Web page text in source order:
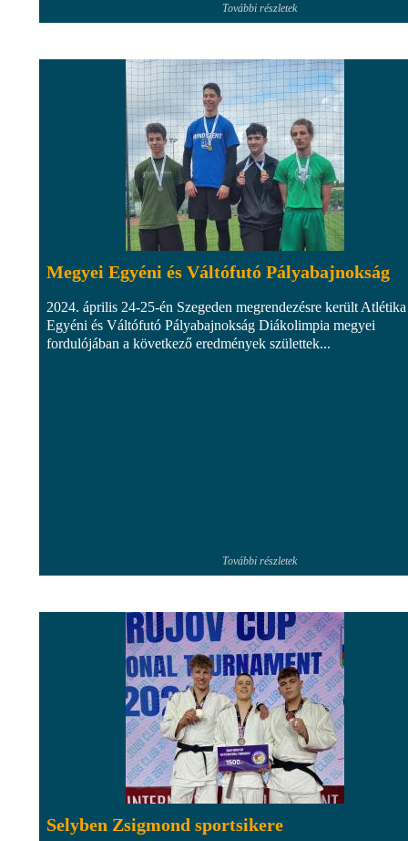
További részletek
Megyei Egyéni és Váltófutó Pályabajnokság
2024. április 24-25-én Szegeden megrendezésre került
Egyéni és Váltófutó Pályabajnokság Diákolimpia megyei
fordulójában a következő eredmények születtek...
További részletek
Selyben Zsigmond sportsikere